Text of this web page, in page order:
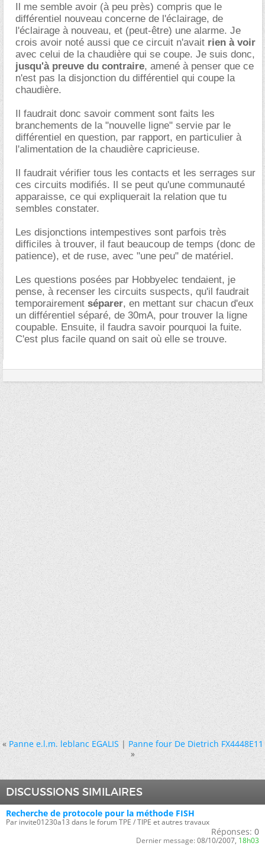
Il me semble avoir (à peu près) compris que le
différentiel nouveau concerne de l'éclairage, de
l'éclairage à nouveau, et (peut-être) une alarme. Je
crois avoir noté aussi que ce circuit n'avait rien à voir
avec celui de la chaudière qui se coupe. Je suis donc,
jusqu'à preuve du contraire, amené à penser que ce
n'est pas la disjonction du différentiel qui coupe la
chaudière.
Il faudrait donc savoir comment sont faits les
branchements de la "nouvelle ligne" servie par le
différentiel en question, par rapport, en particulier à
l'alimentation de la chaudière capricieuse.
Il faudrait vérifier tous les contacts et les serrages sur
ces circuits modifiés. Il se peut qu'une communauté
apparaisse, ce qui expliquerait la relation que tu
sembles constater.
Les disjonctions intempestives sont parfois très
difficiles à trouver, il faut beaucoup de temps (donc de
patience), et de ruse, avec "une peu" de matériel.
Les questions posées par Hobbyelec tendaient, je
pense, à recenser les circuits suspects, qu'il faudrait
temporairement séparer, en mettant sur chacun d'eux
un différentiel séparé, de 30mA, pour trouver la ligne
coupable. Ensuite, il faudra savoir pourquoi la fuite.
C'est plus facile quand on sait où elle se trouve.
« Panne e.l.m. leblanc EGALIS|Panne four De Dietrich FX4448E11
»
DISCUSSIONS SIMILAIRES
Recherche de protocole pour la méthode FISH
Par invite01230a13 dans le forum TPE / TIPE et autres travaux
Réponses: 0
Dernier message: 08/10/2007, 18h03